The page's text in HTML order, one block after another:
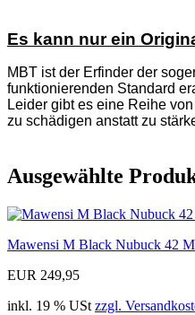
Es kann nur ein
MBT ist der Erfinder der
funktionierenden Standard
Leider gibt es eine Reihe
zu schädigen anstatt zu
Ausgewählte
Mawensi M Black Nubuck 42
EUR 249,95
inkl. 19 % USt zzgl.